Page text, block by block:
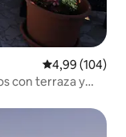
Calificación
4,99 (104)
con terraza y